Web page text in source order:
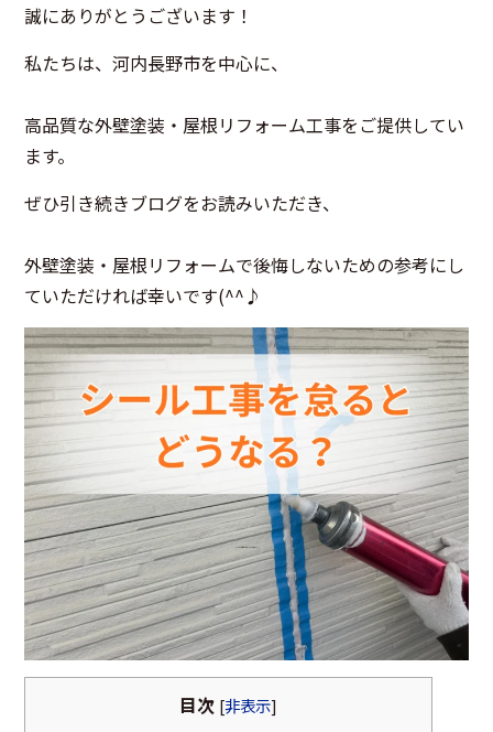
誠にありがとうございます！
私たちは、河内長野市を中心に、
高品質な外壁塗装・屋根リフォーム工事をご提供してい
ます。
ぜひ引き続きブログをお読みいただき、
外壁塗装・屋根リフォームで後悔しないための参考にし
ていただければ幸いです(^^♪
目次 [非表示]